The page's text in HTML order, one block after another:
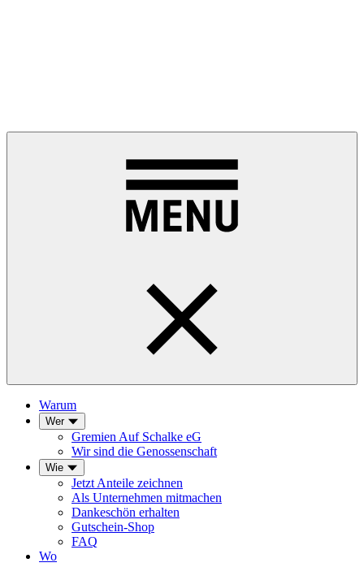
Warum
Wer
Gremien Auf Schalke eG
Wir sind die Genossenschaft
Wie
Jetzt Anteile zeichnen
Als Unternehmen mitmachen
Dankeschön erhalten
Gutschein-Shop
FAQ
Wo